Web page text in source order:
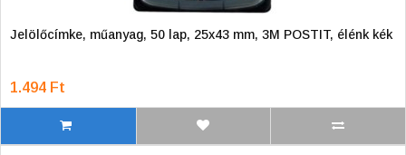
Jelölőcímke, műanyag, 50 lap, 25x43 mm, 3M POSTIT, élénk kék
1.494 Ft